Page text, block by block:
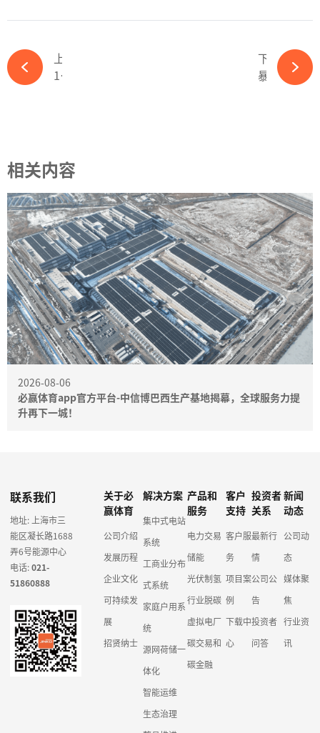
12.29亿！帝尔激光签下大单-必赢体育app官方平台
下一篇
暴涨！光伏再迎重大利好-必赢体育app官方平台
相关内容
2026-08-06
必赢体育app官方平台-中信博巴西生产基地揭幕，全球服务力提
升再下一城！
联系我们
地址: 上海市三
能区凝长路1688
弄6号能源中心
电话:021-
51860888
关于必
赢体育
公司介绍
发展历程
企业文化
可持续发
展
招贤纳士
解决方案
集中式电站
系统
工商业分布
式系统
家庭户用系
统
源网荷储一
体化
智能运维
生态治理
产品和
服务
电力交易
储能
光伏制氢
行业脱碳
虚拟电厂
碳交易和
碳金融
客户
支持
客户服
务
项目案
例
下载中
心
投资者
关系
最新行
情
公司公
告
投资者
问答
新闻
动态
公司动
态
媒体聚
焦
行业资
讯